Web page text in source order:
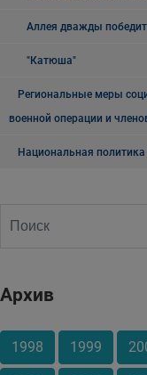
Аллея дважды
"Катюша"
Региональные меры
военной операции и
Национальная политика
Архив
1998 1999